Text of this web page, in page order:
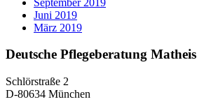
Juni 2019
März 2019
Deutsche Pflegeberatung Matheis
Schlörstraße 2
D-80634 München